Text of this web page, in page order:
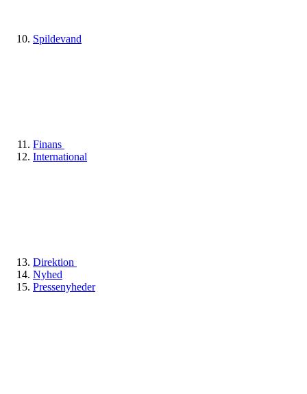
Spildevand
Finans
International
Direktion
Nyhed
Pressenyheder